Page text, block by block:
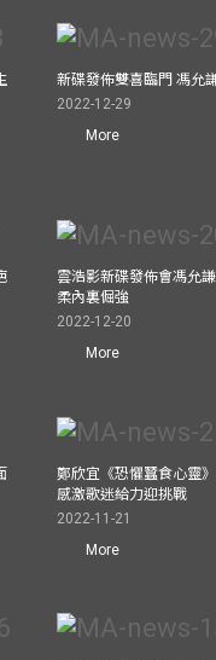
新碟發佈雙喜臨門 馮允
2022-12-29
More
雲浩影新碟發佈會馮允
柔內裏倔強
2022-12-20
More
鄭欣宜《恐懼蠶食心靈
感激歌迷給力迎挑戰
2022-11-21
More